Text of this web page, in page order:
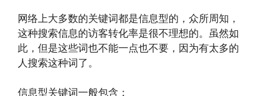
网络上大多数的关键词都是信息型的，众所周知，
这种搜索信息的访客转化率是很不理想的。虽然如
此，但是这些词也不能一点也不要，因为有太多的
人搜索这种词了。
信息型关键词一般包含：